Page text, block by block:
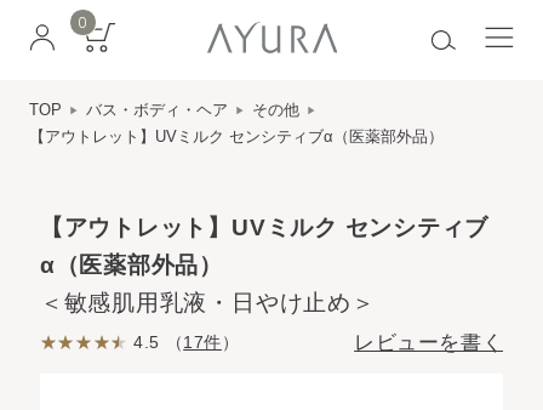
0
TOP バス・ボディ・ヘア
その他
【アウトレット】UVミルク センシティブα（医薬部外品）
【アウトレット】UVミルク センシティブ
α（医薬部外品）
＜敏感肌用乳液・日やけ止め＞
4.5 （17件） レビューを書く